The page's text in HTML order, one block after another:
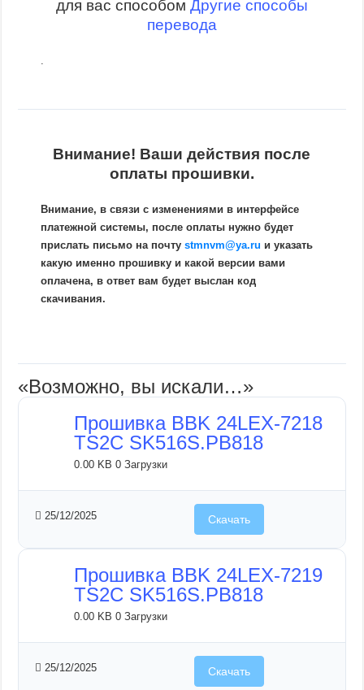
для вас способом Другие способы
перевода
Внимание! Ваши действия после
оплаты прошивки.
Внимание, в связи с изменениями в интерфейсе
платежной системы, после оплаты нужно будет
прислать письмо на почтуstmnvm@ya.ru и указать
какую именно прошивку и какой версии вами
оплачена, в ответ вам будет выслан код
скачивания.
«Возможно, вы искали…»
Прошивка BBK 24LEX-7218
TS2C SK516S.PB818
0.00 KB0 Загрузки
25/12/2025 Скачать
Прошивка BBK 24LEX-7219
TS2C SK516S.PB818
0.00 KB0 Загрузки
25/12/2025 Скачать